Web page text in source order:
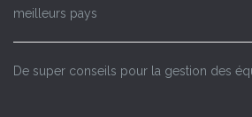
meilleurs pays
De super conseils pour la gestion des